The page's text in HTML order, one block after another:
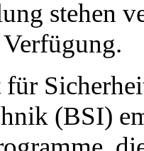
stehen
für
(BSI)